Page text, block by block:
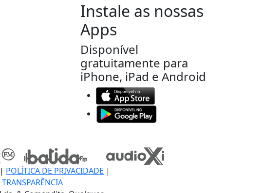
Instale as nossas
Apps
Disponível
gratuitamente para
iPhone, iPad e Android
| POLÍTICA DE PRIVACIDADE |
TRANSPARÊNCIA